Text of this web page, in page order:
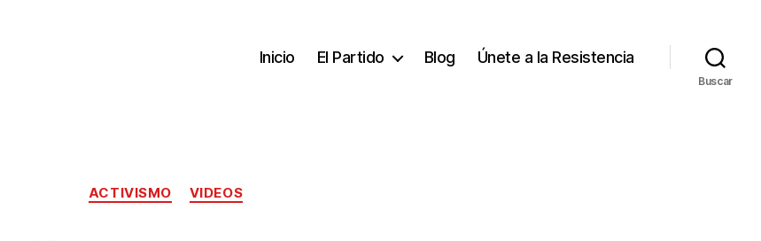
Inicio El Partido Blog Únete a la Resistencia
Buscar
ACTIVISMO VIDEOS